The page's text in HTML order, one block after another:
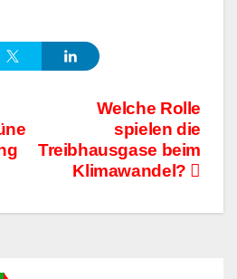
Welche Rolle
spielen die
Treibhausgase beim
Klimawandel?